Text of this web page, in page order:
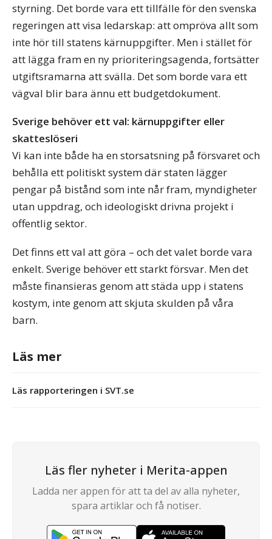
styrning. Det borde vara ett tillfälle för den svenska
regeringen att visa ledarskap: att ompröva allt som
inte hör till statens kärnuppgifter. Men i stället för
att lägga fram en ny prioriteringsagenda, fortsätter
utgiftsramarna att svälla. Det som borde vara ett
vägval blir bara ännu ett budgetdokument.
Sverige behöver ett val: kärnuppgifter eller
skatteslöseri
Vi kan inte både ha en storsatsning på försvaret och
behålla ett politiskt system där staten lägger
pengar på bistånd som inte når fram, myndigheter
utan uppdrag, och ideologiskt drivna projekt i
offentlig sektor.
Det finns ett val att göra – och det valet borde vara
enkelt. Sverige behöver ett starkt försvar. Men det
måste finansieras genom att städa upp i statens
kostym, inte genom att skjuta skulden på våra
barn.
Läs mer
Läs rapporteringen i SVT.se
Läs fler nyheter i Merita-appen
Ladda ner appen för att ta del av alla nyheter,
spara artiklar och få notiser.